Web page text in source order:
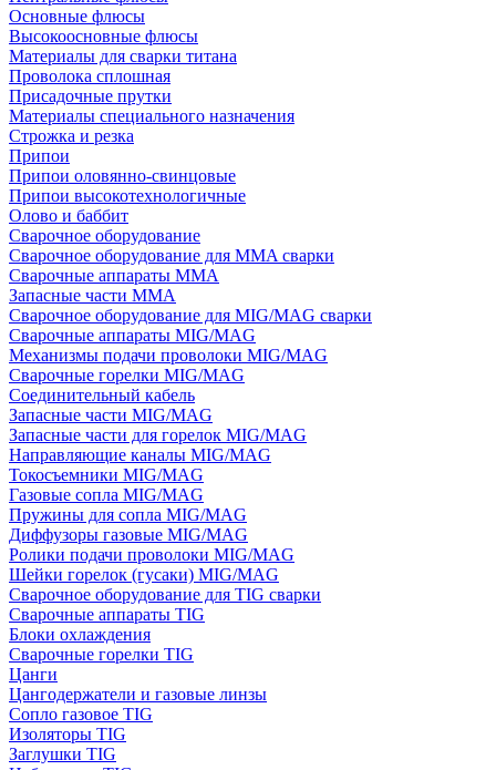
Основные флюсы
Высокоосновные флюсы
Материалы для сварки титана
Проволока сплошная
Присадочные прутки
Материалы специального назначения
Строжка и резка
Припои
Припои оловянно-свинцовые
Припои высокотехнологичные
Олово и баббит
Сварочное оборудование
Сварочное оборудование для MMA сварки
Сварочные аппараты MMA
Запасные части MMA
Сварочное оборудование для MIG/MAG сварки
Сварочные аппараты MIG/MAG
Механизмы подачи проволоки MIG/MAG
Сварочные горелки MIG/MAG
Соединительный кабель
Запасные части MIG/MAG
Запасные части для горелок MIG/MAG
Направляющие каналы MIG/MAG
Токосъемники MIG/MAG
Газовые сопла MIG/MAG
Пружины для сопла MIG/MAG
Диффузоры газовые MIG/MAG
Ролики подачи проволоки MIG/MAG
Шейки горелок (гусаки) MIG/MAG
Сварочное оборудование для TIG сварки
Сварочные аппараты TIG
Блоки охлаждения
Сварочные горелки TIG
Цанги
Цангодержатели и газовые линзы
Сопло газовое TIG
Изоляторы TIG
Заглушки TIG